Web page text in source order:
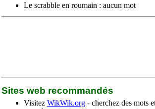
Le scrabble en roumain : aucun mot
Sites web recommandés
Visitez WikWik.org - cherchez des mots